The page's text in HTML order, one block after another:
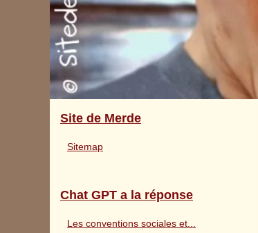
Site de Merde
Sitemap
Chat GPT a la réponse
Les conventions sociales et...